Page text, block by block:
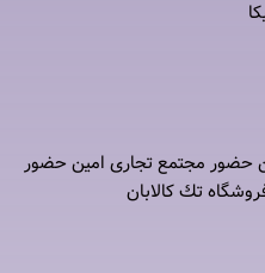
حضور مجتمع تجاری امين حضور